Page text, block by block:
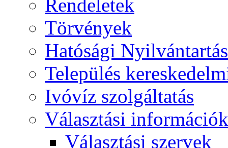
Rendeletek
Törvények
Hatósági
Település
Ivóvíz szolgáltatás
Választási információk
Választási szervek